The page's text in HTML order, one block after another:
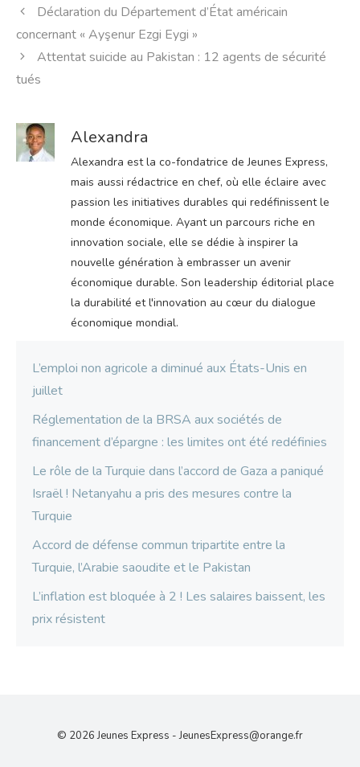
Déclaration du Département d’État américain
concernant « Ayşenur Ezgi Eygi »
Attentat suicide au Pakistan : 12 agents de sécurité
tués
Alexandra
Alexandra est la co-fondatrice de Jeunes Express,
mais aussi rédactrice en chef, où elle éclaire avec
passion les initiatives durables qui redéfinissent le
monde économique. Ayant un parcours riche en
innovation sociale, elle se dédie à inspirer la
nouvelle génération à embrasser un avenir
économique durable. Son leadership éditorial place
la durabilité et l'innovation au cœur du dialogue
économique mondial.
L’emploi non agricole a diminué aux États-Unis en
juillet
Réglementation de la BRSA aux sociétés de
financement d’épargne : les limites ont été redéfinies
Le rôle de la Turquie dans l’accord de Gaza a paniqué
Israël ! Netanyahu a pris des mesures contre la
Turquie
Accord de défense commun tripartite entre la
Turquie, l’Arabie saoudite et le Pakistan
L’inflation est bloquée à 2 ! Les salaires baissent, les
prix résistent
© 2026 Jeunes Express -JeunesExpress@orange.fr